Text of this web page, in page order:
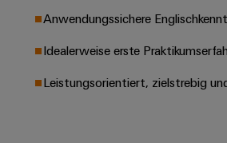
durch
Sonnenenergie
Schaltschrankbau
Lösungen
Regler
Energiemessung
Metering
Schnittstelle
SERVICES
Events
Messen
Anwendungssichere
Idealerweise erste
Leistungsorientiert, zielstrebig